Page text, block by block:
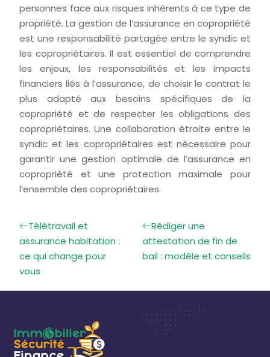
personnes face aux risques inhérents à ce type de
propriété. La gestion de l’assurance en copropriété
est une responsabilité partagée entre le syndic et
les copropriétaires. Il est essentiel de comprendre
les enjeux, les responsabilités et les impacts
financiers liés à l’assurance, de choisir le contrat le
plus adapté aux besoins spécifiques de la
copropriété et de respecter les obligations des
copropriétaires. Une collaboration étroite entre le
syndic et les copropriétaires est nécessaire pour
garantir une gestion optimale de l’assurance en
copropriété et une protection maximale pour
l’ensemble des copropriétaires.
Télétravail et
assurance habitation :
ce qui change pour
vous
Rédiger une
attestation de fin de
bail : modèle et conseils